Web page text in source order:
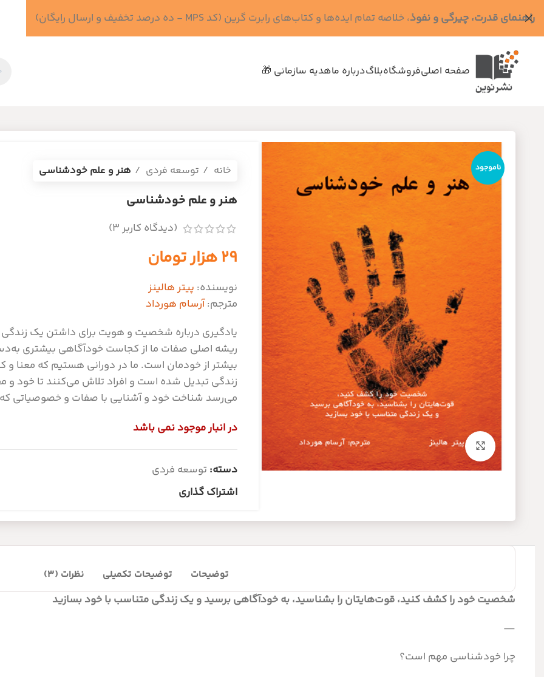
صفحه اصلیفروشگاهبلاگدرباره ماهدیه سازمانی 🎁
ناموجود
برای بزرگنمایی کلیک کنید
خانه توسعه فردی هنر و علم خودشناسی
هنر و علم خودشناسی
(دیدگاه کاربر 3
)
۲۹هزار تومان
نویسنده: پیتر هالینز
مترجم:آرسام هورداد
یادگیری درباره شخصیت و هویت برای داشتن یک
ریشه اصلی صفات ما از کجاست خودآگاهی بیشتری
بیشتر از خودمان است. ما در دورانی هستیم که
زندگی تبدیل شده است و افراد تلاش می‌کنند تا خود و
می‌رسد شناخت خود و آشنایی با صفات و خصوصیاتی
در انبار موجود نمی باشد
دسته: توسعه فردی
اشتراک گذاری
توضیحات توضیحات تکمیلی نظرات (3)
شخصیت خود را کشف کنید، قوت‌هایتان را بشناسید، به خودآگاهی برسید و یک زندگی متناسب با خود بسازید
—
چرا خودشناسی مهم است؟
راهنمای قدرت، چیرگی و نفوذ، خلاصه تمام ایده‌ها و کتاب‌های رابرت گرین (کد MPS - ده درصد تخفیف و ارسال رایگان)